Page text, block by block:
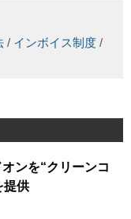
/ インボイス制度 /
ンを“クリーンコ
提供